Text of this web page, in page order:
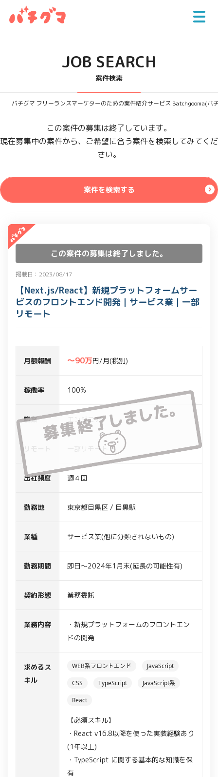
JOB SEARCH
案件検索
バチグマ フリーランスマーケターのための案件紹介サービス Batchgooma(バ
この案件の募集は終了しています。
現在募集中の案件から、ご希望に合う案件を検索してみてくだ
さい。
案件を検索する
この案件の募集は終了しました。
掲載日：2023/08/17
【Next.js/React】新規プラットフォームサー
ビスのフロントエンド開発｜サービス業｜一部
リモート
月額報酬 〜90万円/月(税別)
稼働率 100%
職業 エンジニア
リモート 一部リモート
出社頻度 週４回
勤務地 東京都目黒区 / 目黒駅
業種 サービス業(他に分類されないもの)
勤務期間 即日～2024年1月末(延長の可能性有)
契約形態 業務委託
業務内容
・新規プラットフォームのフロントエン
ドの開発
求めるス
キル
WEB系フロントエンド JavaScript
CSS TypeScript JavaScript系
React
【必須スキル】
・React v16.8以降を使った実装経験あり
(1年以上)
・TypeScript に関する基本的な知識を保
有